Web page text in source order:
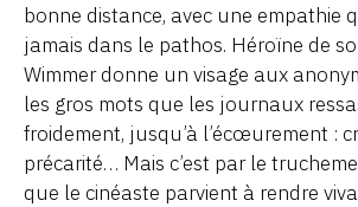
bonne distance, avec une empathie
jamais dans le pathos. Héroïne de
Wimmer donne un visage aux
les gros mots que les journaux
froidement, jusqu’à l’écœurement :
précarité… Mais c’est par le
que le cinéaste parvient à rendre